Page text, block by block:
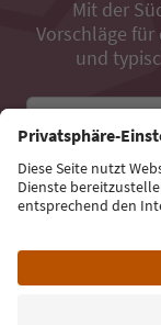
Mit der
Vorschläge
und